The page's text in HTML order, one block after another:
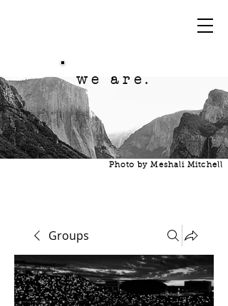
we are.
Photo by Meshali Mitchell
Groups